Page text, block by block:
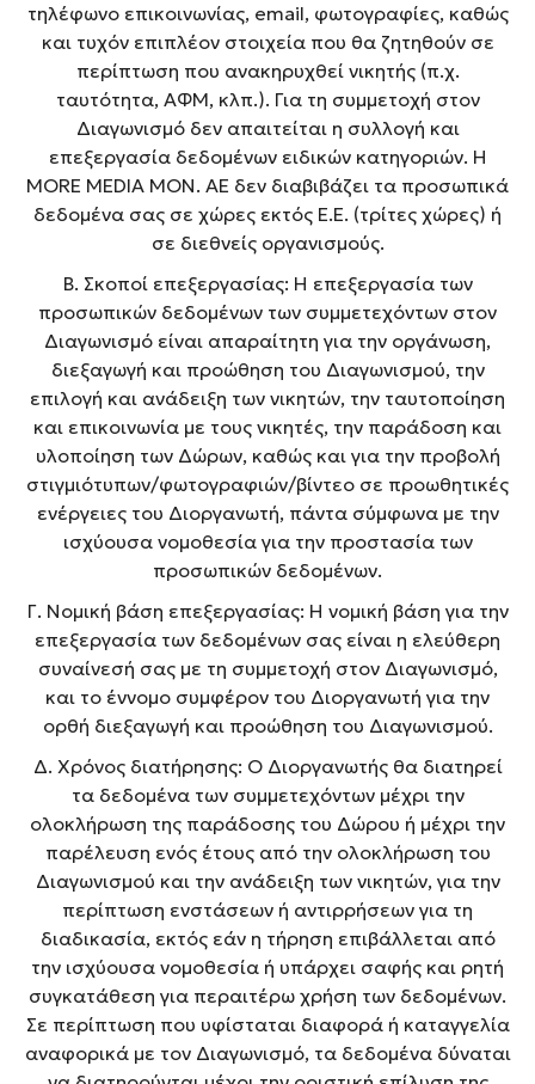
τηλέφωνο επικοινωνίας, email, φωτογραφίες, καθώς
και τυχόν επιπλέον στοιχεία που θα ζητηθούν σε
περίπτωση που ανακηρυχθεί νικητής (π.χ.
ταυτότητα, ΑΦΜ, κλπ.). Για τη συμμετοχή στον
Διαγωνισμό δεν απαιτείται η συλλογή και
επεξεργασία δεδομένων ειδικών κατηγοριών. Η
MORE MEDIA MON. AE δεν διαβιβάζει τα προσωπικά
δεδομένα σας σε χώρες εκτός Ε.Ε. (τρίτες χώρες) ή
σε διεθνείς οργανισμούς.
Β. Σκοποί επεξεργασίας: Η επεξεργασία των
προσωπικών δεδομένων των συμμετεχόντων στον
Διαγωνισμό είναι απαραίτητη για την οργάνωση,
διεξαγωγή και προώθηση του Διαγωνισμού, την
επιλογή και ανάδειξη των νικητών, την ταυτοποίηση
και επικοινωνία με τους νικητές, την παράδοση και
υλοποίηση των Δώρων, καθώς και για την προβολή
στιγμιότυπων/φωτογραφιών/βίντεο σε προωθητικές
ενέργειες του Διοργανωτή, πάντα σύμφωνα με την
ισχύουσα νομοθεσία για την προστασία των
προσωπικών δεδομένων.
Γ. Νομική βάση επεξεργασίας: Η νομική βάση για την
επεξεργασία των δεδομένων σας είναι η ελεύθερη
συναίνεσή σας με τη συμμετοχή στον Διαγωνισμό,
και το έννομο συμφέρον του Διοργανωτή για την
ορθή διεξαγωγή και προώθηση του Διαγωνισμού.
Δ. Χρόνος διατήρησης: Ο Διοργανωτής θα διατηρεί
τα δεδομένα των συμμετεχόντων μέχρι την
ολοκλήρωση της παράδοσης του Δώρου ή μέχρι την
παρέλευση ενός έτους από την ολοκλήρωση του
Διαγωνισμού και την ανάδειξη των νικητών, για την
περίπτωση ενστάσεων ή αντιρρήσεων για τη
διαδικασία, εκτός εάν η τήρηση επιβάλλεται από
την ισχύουσα νομοθεσία ή υπάρχει σαφής και ρητή
συγκατάθεση για περαιτέρω χρήση των δεδομένων.
Σε περίπτωση που υφίσταται διαφορά ή καταγγελία
αναφορικά με τον Διαγωνισμό, τα δεδομένα δύναται